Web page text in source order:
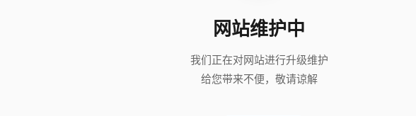
网站维护中
我们正在对网站进行升级维护
给您带来不便，敬请谅解